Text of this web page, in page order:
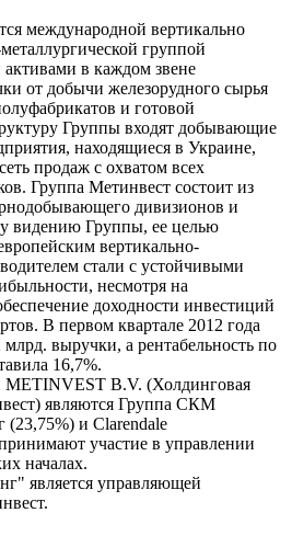
международной вертикально
группой
в каждом звене
от добычи железорудного сырья
и готовой
Группы входят добывающие
находящиеся в Украине,
продаж с охватом всех
Группа Метинвест состоит из
дивизионов и
видению Группы, ее целью
вертикально-
стали с устойчивыми
несмотря на
доходности инвестиций
В первом квартале 2012 года
выручки, а рентабельность по
16,7%.
B.V. (Холдинговая
являются Группа СКМ
и Clarendale
участие в управлении
началах.
является управляющей